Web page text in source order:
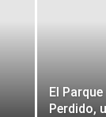
El
Perdido,